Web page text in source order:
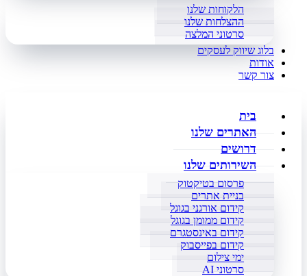
הלקוחות שלנו
ההצלחות שלנו
סרטוני המלצה
בלוג שיווק לעסקים
אודות
צור קשר
בית
האתרים שלנו
דרושים
השירותים שלנו
פרסום בטיקטוק
בניית אתרים
קידום אורגני בגוגל
קידום ממומן בגוגל
קידום באינסטגרם
קידום בפייסבוק
ימי צילום
סרטוני AI